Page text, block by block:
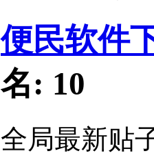
便民软件
名: 10
全局最新贴